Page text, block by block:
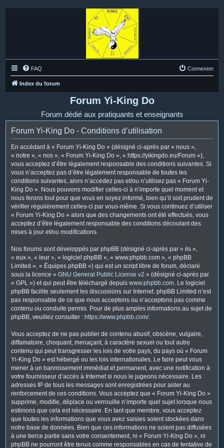
FAQ Connexion
Index du forum
Forum Yi-King Do
Forum dédié aux pratiquants et enseignants
Forum Yi-King Do - Conditions d’utilisation
En accédant à « Forum Yi-King Do » (désigné ci-après par « nous »,
« notre », « nos », « Forum Yi-King Do », « https://yikingdo.eu/Forum »),
vous acceptez d’être légalement responsable des conditions suivantes. Si
vous n’acceptez pas d’être légalement responsable de toutes les
conditions suivantes, alors n’accédez pas et/ou n’utilisez pas « Forum Yi-
King Do ». Nous pouvons modifier celles-ci à n’importe quel moment et
nous ferons tout pour que vous en soyez informé, bien qu’il soit prudent de
vérifier régulièrement celles-ci par vous-même. Si vous continuez d’utiliser
« Forum Yi-King Do » alors que des changements ont été effectués, vous
acceptez d’être légalement responsable des conditions découlant des
mises à jour et/ou modifications.
Nos forums sont développés par phpBB (désigné ci-après par « ils »,
« eux », « leur », « logiciel phpBB », « www.phpbb.com », « phpBB
Limited », « Équipes phpBB ») qui est un script libre de forum, déclaré
sous la licence « GNU General Public License v2 » (désigné ci-après par
« GPL ») et qui peut être téléchargé depuis www.phpbb.com. Le logiciel
phpBB facilite seulement les discussions sur Internet. phpBB Limited n’est
pas responsable de ce que nous acceptons ou n’acceptons pas comme
contenu ou conduite permis. Pour de plus amples informations au sujet de
phpBB, veuillez consulter : https://www.phpbb.com/.
Vous acceptez de ne pas publier de contenu abusif, obscène, vulgaire,
diffamatoire, choquant, menaçant, à caractère sexuel ou tout autre
contenu qui peut transgresser les lois de votre pays, du pays où « Forum
Yi-King Do » est hébergé ou les lois internationales. Le faire peut vous
mener à un bannissement immédiat et permanent, avec une notification à
votre fournisseur d’accès à Internet si nous le jugeons nécessaire. Les
adresses IP de tous les messages sont enregistrées pour aider au
renforcement de ces conditions. Vous acceptez que « Forum Yi-King Do »
supprime, modifie, déplace ou verrouille n’importe quel sujet lorsque nous
estimons que cela est nécessaire. En tant que membre, vous acceptez
que toutes les informations que vous avez saisies soient stockées dans
notre base de données. Bien que ces informations ne soient pas diffusées
à une tierce partie sans votre consentement, ni « Forum Yi-King Do », ni
phpBB ne pourront être tenus comme responsables en cas de tentative de